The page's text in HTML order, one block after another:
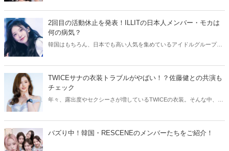
2回目の活動休止を発表！ILLITの日本人メンバー・モカは
何の病気？
韓国はもちろん、日本でも高い人気を集めているアイドルグループ・
TWICEサナの衣装トラブルがやばい！？佐藤健との共演も
チェック
年々、露出度やセクシーさが増しているTWICEの衣装。そんな中、
バズり中！韓国・RESCENEのメンバーたちをご紹介！